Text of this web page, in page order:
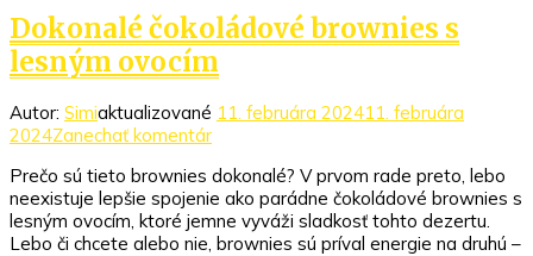
Dokonalé čokoládové brownies s
lesným ovocím
Autor: Simiaktualizované 11. februára 202411. februára
2024Zanechať komentárk
Dokonalé
čokoládové
brownies
s
Prečo sú tieto brownies dokonalé? V prvom rade preto, lebo
neexistuje lepšie spojenie ako parádne čokoládové brownies s
lesným ovocím, ktoré jemne vyváži sladkosť tohto dezertu.
Lebo či chcete alebo nie, brownies sú príval energie na druhú –